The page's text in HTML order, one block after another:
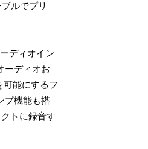
ルでプリ
ディオイン
ーディオお
能にするフ
プ機能も搭
トに録音す